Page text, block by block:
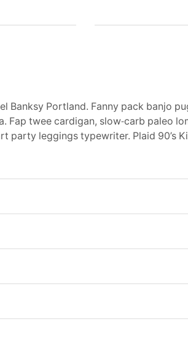
Portland. Fanny pack banjo
Fap twee cardigan, slow-carb paleo
party leggings typewriter. Plaid 90’s